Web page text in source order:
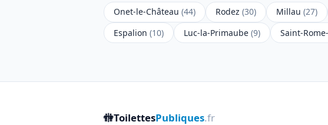
Onet-le-Château (44) Rodez (30) Millau (27)
Espalion (10) Luc-la-Primaube (9) Saint-
🚻ToilettesPubliques.fr